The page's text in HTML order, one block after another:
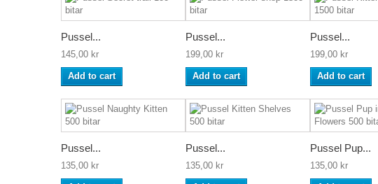
Pussel...
145,00 kr
Add to cart
Pussel...
199,00 kr
Add to cart
Pussel...
199,00 kr
Add to cart
Pussel...
135,00 kr
Pussel...
135,00 kr
Pussel Pup...
135,00 kr